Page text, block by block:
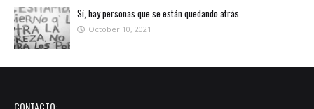
Sí, hay personas que se están quedando atrás
October 10, 2021